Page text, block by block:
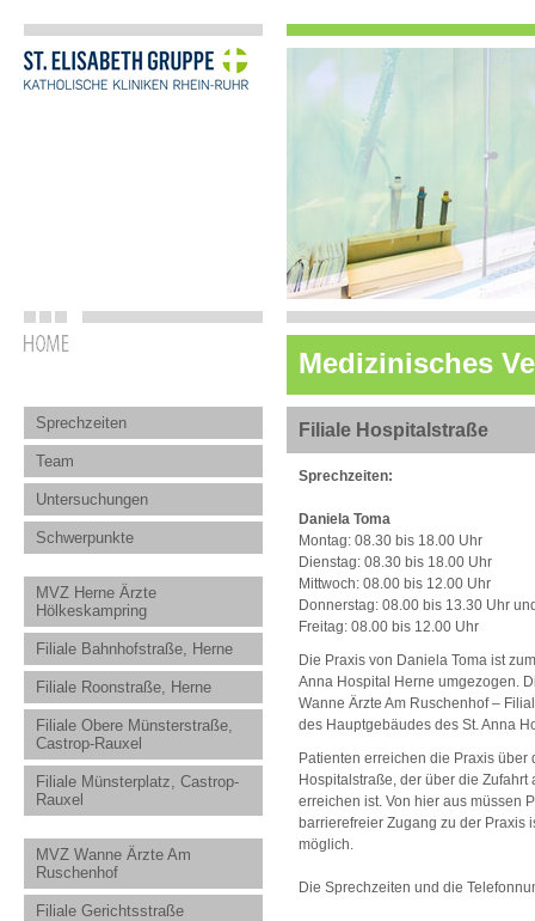
Medizinisches
Sprechzeiten
Team
Untersuchungen
Schwerpunkte
MVZ Herne Ärzte
Hölkeskampring
Filiale Bahnhofstraße, Herne
Filiale Roonstraße, Herne
Filiale Obere Münsterstraße,
Castrop-Rauxel
Filiale Münsterplatz, Castrop-
Rauxel
MVZ Wanne Ärzte Am
Ruschenhof
Filiale Gerichtsstraße
Filiale Hospitalstraße
Sprechzeiten:
Daniela Toma
Montag: 08.30 bis 18.00 Uhr
Dienstag: 08.30 bis 18.00 Uhr
Mittwoch: 08.00 bis 12.00 Uhr
Donnerstag: 08.00 bis 13.30 Uhr
Freitag: 08.00 bis 12.00 Uhr
Die Praxis von Daniela Toma ist
Anna Hospital Herne umgezogen.
Wanne Ärzte Am Ruschenhof –
des Hauptgebäudes des St. Anna
Patienten erreichen die Praxis
Hospitalstraße, der über die
erreichen ist. Von hier aus müssen
barrierefreier Zugang zu der Praxis
möglich.
Die Sprechzeiten und die